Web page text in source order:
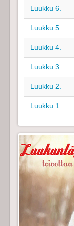
Luukku 6.
Luukku 5.
Luukku 4.
Luukku 3.
Luukku 2.
Luukku 1.